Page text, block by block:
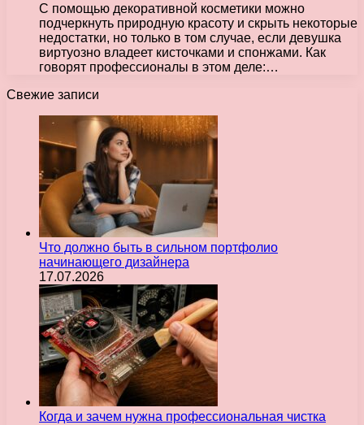
С помощью декоративной косметики можно
подчеркнуть природную красоту и скрыть некоторые
недостатки, но только в том случае, если девушка
виртуозно владеет кисточками и спонжами. Как
говорят профессионалы в этом деле:…
Свежие записи
Что должно быть в сильном портфолио
начинающего дизайнера
17.07.2026
Когда и зачем нужна профессиональная чистка